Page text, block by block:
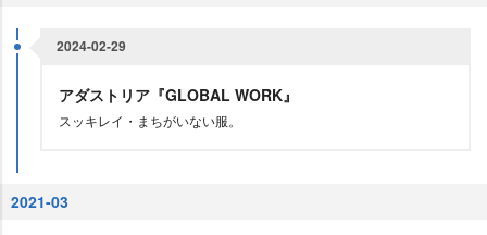
2024-02-29
アダストリア『GLOBAL WORK』
スッキレイ・まちがいない服。
2021-03